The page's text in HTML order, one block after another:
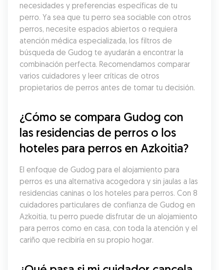
necesidades y preferencias específicas de tu
perro. Ya sea que tu perro sea sociable con otros
perros, necesite espacios abiertos o requiera
atención médica especializada, los filtros de
búsqueda de Gudog te ayudarán a encontrar la
combinación perfecta. Recomendamos comparar
varios cuidadores y leer críticas de otros
propietarios de perros antes de tomar tu decisión.
¿Cómo se compara Gudog con
las residencias de perros o los
hoteles para perros en Azkoitia?
El enfoque de Gudog para el alojamiento para
perros es una alternativa acogedora y sin jaulas a las
residencias caninas o los hoteles para perros. Con 8
cuidadores particulares de confianza de Gudog en
Azkoitia, tu perro puede disfrutar de un alojamiento
para perros como en casa, con toda la atención y el
cariño que recibiría en su propio hogar.